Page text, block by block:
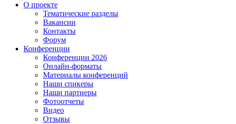
О проекте
Тематические разделы
Вакансии
Контакты
Форум
Конференции
Конференции 2026
Онлайн-форматы
Материалы конференций
Наши спикеры
Наши партнеры
Фотоотчеты
Видео
Отзывы